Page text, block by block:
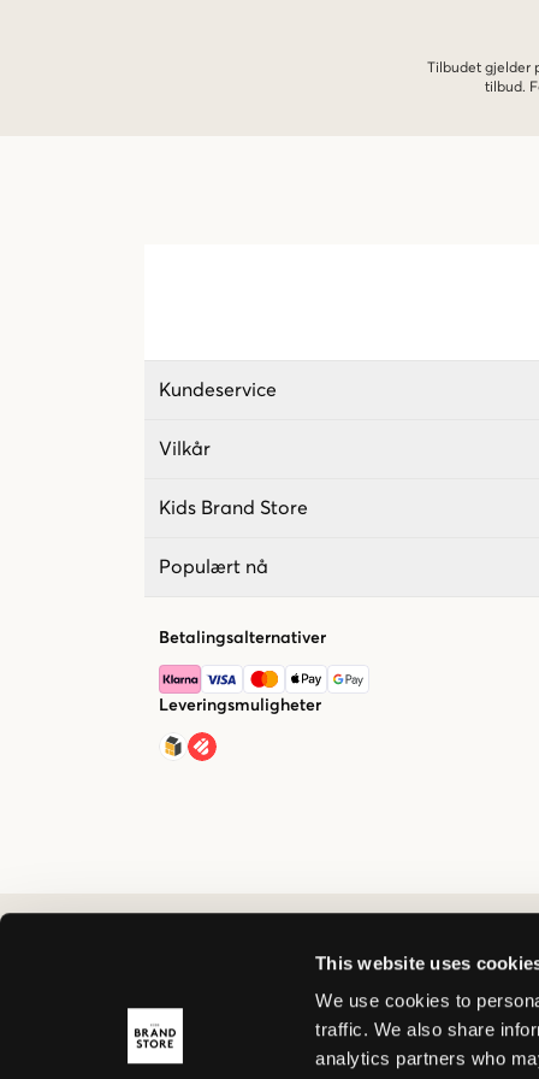
This website uses
We use cookies to
traffic. We also share
analytics partners who
Tilbudet gjelder
tilbud.
Kundeservice
Vilkår
Kids Brand Store
Populært nå
Betalingsalternativer
Leveringsmuligheter